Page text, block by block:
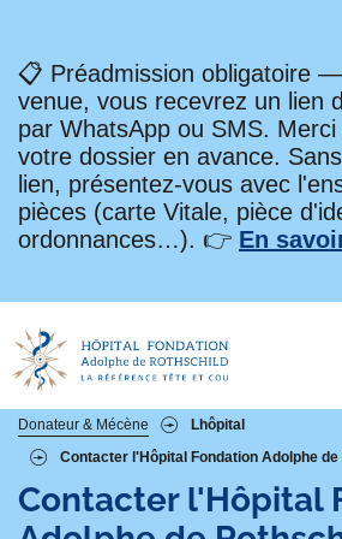
📋 Préadmission obligatoire
venue, vous recevrez un lien
par WhatsApp ou SMS.
votre dossier en avance.
lien, présentez-vous avec
pièces (carte Vitale, pièce
ordonnances…). 👉 En
Fil
d'Ariane
Donateur & Mécène
Lhôpital
Contacter l'Hôpital Fondation Adolphe de
Contacter l'Hôpital